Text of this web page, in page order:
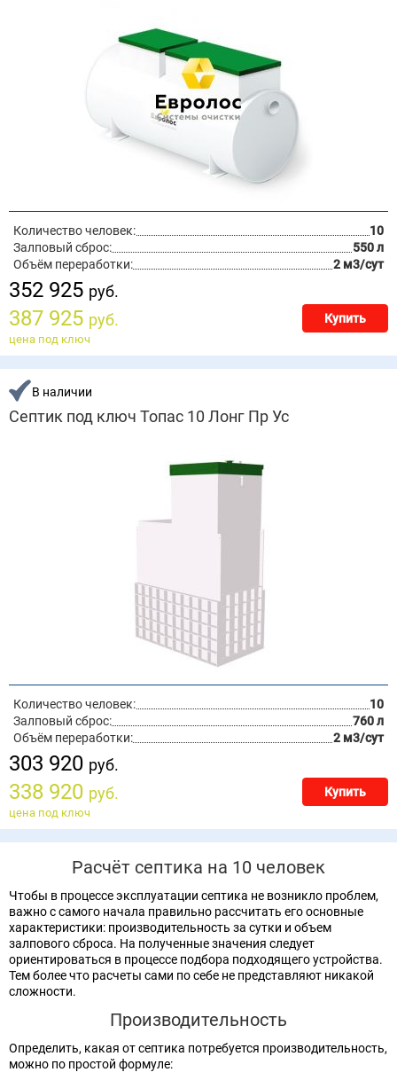
Количество человек:
10
Залповый сброс:
550 л
Объём переработки:
2 м3/сут
352 925 руб.
387 925 руб. Купить
цена под ключ
В наличии
Септик под ключ Топас 10 Лонг Пр Ус
Количество человек:
10
Залповый сброс:
760 л
Объём переработки:
2 м3/сут
303 920 руб.
338 920 руб. Купить
цена под ключ
Расчёт септика на 10 человек
Чтобы в процессе эксплуатации септика не возникло проблем,
важно с самого начала правильно рассчитать его основные
характеристики: производительность за сутки и объем
залпового сброса. На полученные значения следует
ориентироваться в процессе подбора подходящего устройства.
Тем более что расчеты сами по себе не представляют никакой
сложности.
Производительность
Определить, какая от септика потребуется производительность,
можно по простой формуле: